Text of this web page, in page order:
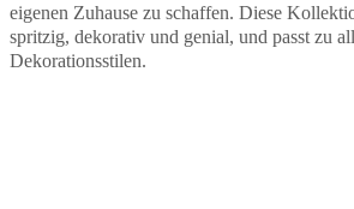
eigenen Zuhause zu schaffen. Diese
spritzig, dekorativ und genial, und passt zu
Dekorationsstilen.